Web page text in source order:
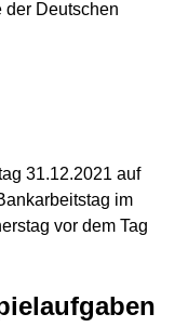
der Deutschen
31.12.2021 auf
im
vor dem Tag